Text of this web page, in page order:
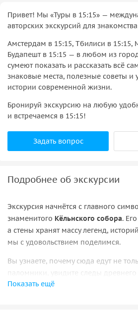
Привет! Мы «Туры в 15:15» —
авторских экскурсий для
Амстердам в 15:15, Тбилиси в 15:15,
Будапешт в 15:15 — в любом из
сумеют показать и рассказать всё
знаковые места, полезные советы и
истории современной жизни.
Бронируй экскурсию на любую
и встречаемся в 15:15!
Задать вопрос
Подробнее об экскурсии
Экскурсия начнётся с главного
знаменитого Кёльнского собора.
а стены хранят массу легенд,
мы с удовольствием поделимся.
Вы узнаете, почему сюда едут не
паломники, увидите следы древнего
с интересными музеями, фонтанами
Показать ещё